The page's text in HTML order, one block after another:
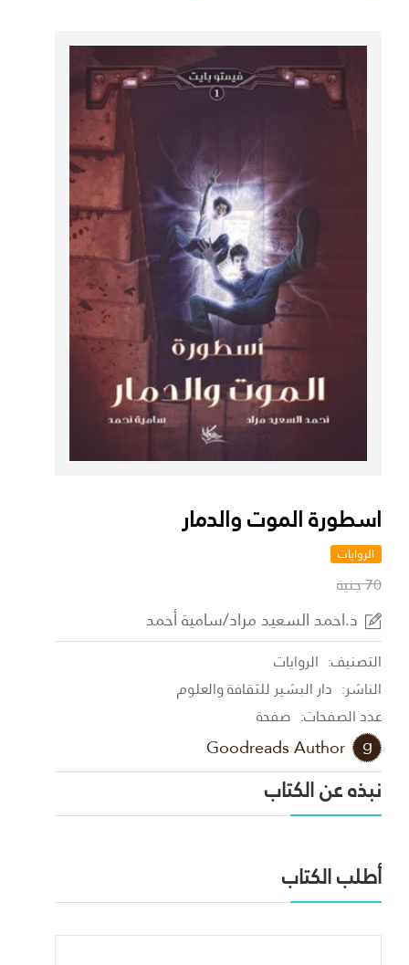
اسطورة الموت والدمار
الروايات
70 جنية
د.احمد السعيد مراد/سامية أحمد
التصنيف: الروايات
الناشر: دار البشير للثقافة والعلوم
عدد الصفحات: صفحة
Goodreads Author
نبذه عن الكتاب
أطلب الكتاب